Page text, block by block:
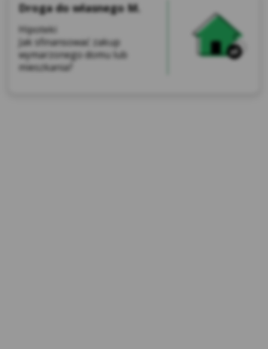
Droga do własnego M.
Hipoteki
Jak sfinansować zakup
wymarzonego domu lub
mieszkania?